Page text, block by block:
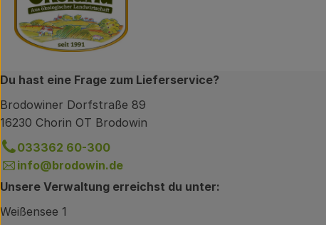
Du hast eine Frage zum Lieferservice?
Brodowiner Dorfstraße 89
16230 Chorin OT Brodowin
033362 60-300
info@brodowin.de
Unsere Verwaltung erreichst du unter:
Weißensee 1